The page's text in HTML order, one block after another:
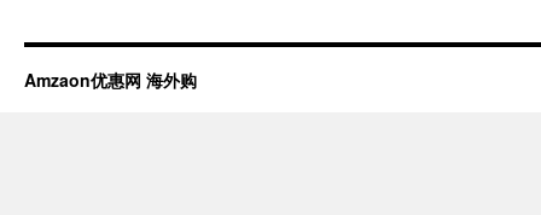
Amzaon优惠网 海外购